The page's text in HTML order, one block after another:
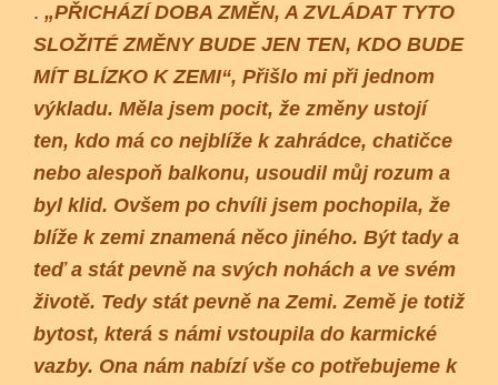
. „PŘICHÁZÍ DOBA ZMĚN, A ZVLÁDAT TYTO
SLOŽITÉ ZMĚNY BUDE JEN TEN, KDO BUDE
MÍT BLÍZKO K ZEMI“, Přišlo mi při jednom
výkladu. Měla jsem pocit, že změny ustojí
ten, kdo má co nejblíže k zahrádce, chatičce
nebo alespoň balkonu, usoudil můj rozum a
byl klid. Ovšem po chvíli jsem pochopila, že
blíže k zemi znamená něco jiného. Být tady a
teď a stát pevně na svých nohách a ve svém
životě. Tedy stát pevně na Zemi. Země je totiž
bytost, která s námi vstoupila do karmické
vazby. Ona nám nabízí vše co potřebujeme k